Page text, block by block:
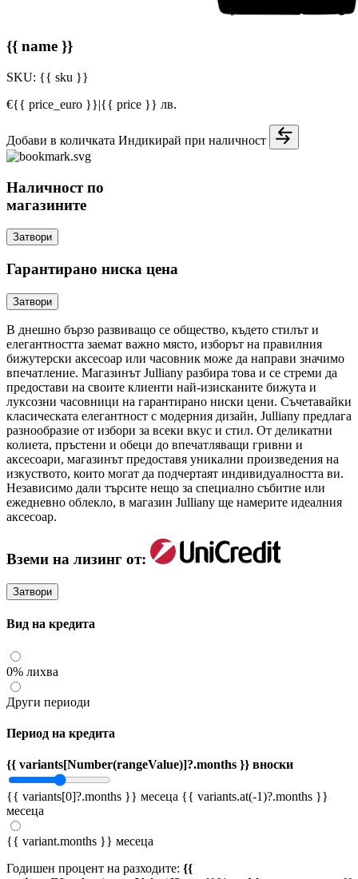
{{ name }}
SKU: {{ sku }}
€{{ price_euro }}|{{ price }} лв.
Добави в количката Индикирай при наличност
Наличност по
магазините
Затвори
Гарантирано ниска цена
Затвори
В днешно бързо развиващо се общество, където стилът и
елегантността заемат важно място, изборът на правилния
бижутерски аксесоар или часовник може да направи значимо
впечатление. Магазинът Julliany разбира това и се стреми да
предостави на своите клиенти най-изисканите бижута и
луксозни часовници на гарантирано ниски цени. Съчетавайки
класическата елегантност с модерния дизайн, Julliany предлага
разнообразие от избори за всеки вкус и стил. От деликатни
колиета, пръстени и обеци до впечатляващи гривни и
аксесоари, магазинът предоставя уникални произведения на
изкуството, които могат да подчертаят индивидуалността ви.
Независимо дали търсите нещо за специално събитие или
ежедневно облекло, в магазин Julliany ще намерите идеалния
аксесоар.
Вземи на лизинг от:
Затвори
Вид на кредита
0% лихва
Други периоди
Период на кредита
{{ variants[Number(rangeValue)]?.months }} вноски
{{ variants[0]?.months }} месеца {{ variants.at(-1)?.months }}
месеца
{{ variant.months }} месеца
Годишен процент на разходите: {{